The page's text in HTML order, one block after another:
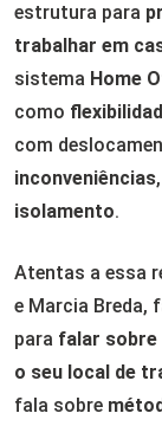
estrutura para
trabalhar em
sistema Home
como
com
inconveniências
isolamento.
Atentas a essa
e Marcia Breda,
para falar sobre
o seu local de
fala sobre